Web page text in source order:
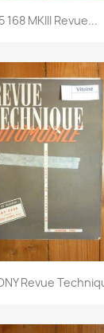
168 MKIII Revue...
Revue